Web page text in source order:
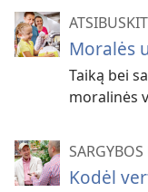
Moralės
Taiką bei
moralinės
SARGYBOS
Kodėl